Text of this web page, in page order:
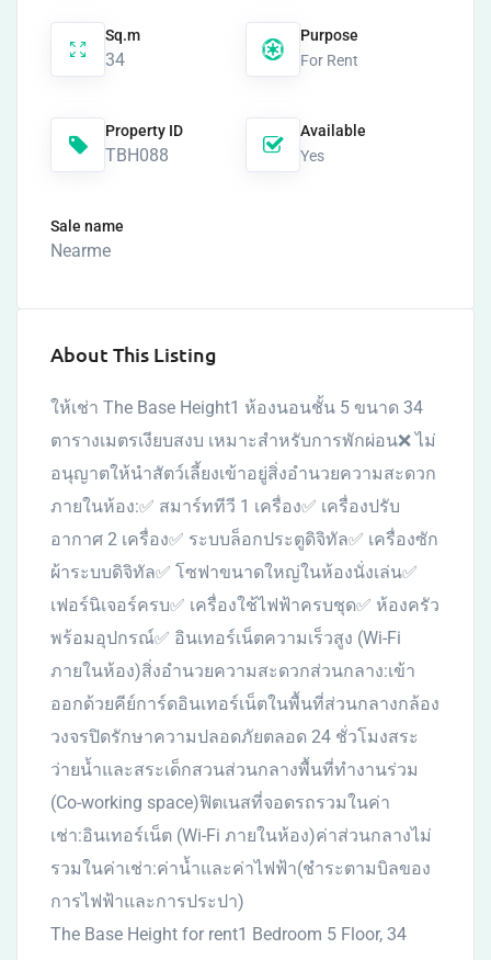
Sq.m
34
Purpose
For Rent
Property ID
TBH088
Available
Yes
Sale name
Nearme
About This Listing
ให้เช่า The Base Height1 ห้องนอนชั้น 5 ขนาด 34
ตารางเมตรเงียบสงบ เหมาะสำหรับการพักผ่อน❌ ไม่
อนุญาตให้นำสัตว์เลี้ยงเข้าอยู่สิ่งอำนวยความสะดวก
ภายในห้อง:✅ สมาร์ททีวี 1 เครื่อง✅ เครื่องปรับ
อากาศ 2 เครื่อง✅ ระบบล็อกประตูดิจิทัล✅ เครื่องซัก
ผ้าระบบดิจิทัล✅ โซฟาขนาดใหญ่ในห้องนั่งเล่น✅
เฟอร์นิเจอร์ครบ✅ เครื่องใช้ไฟฟ้าครบชุด✅ ห้องครัว
พร้อมอุปกรณ์✅ อินเทอร์เน็ตความเร็วสูง (Wi-Fi
ภายในห้อง)สิ่งอำนวยความสะดวกส่วนกลาง:เข้า
ออกด้วยคีย์การ์ดอินเทอร์เน็ตในพื้นที่ส่วนกลางกล้อง
วงจรปิดรักษาความปลอดภัยตลอด 24 ชั่วโมงสระ
ว่ายน้ำและสระเด็กสวนส่วนกลางพื้นที่ทำงานร่วม
(Co-working space)ฟิตเนสที่จอดรถรวมในค่า
เช่า:อินเทอร์เน็ต (Wi-Fi ภายในห้อง)ค่าส่วนกลางไม่
รวมในค่าเช่า:ค่าน้ำและค่าไฟฟ้า(ชำระตามบิลของ
การไฟฟ้าและการประปา)
The Base Height for rent1 Bedroom 5 Floor, 34